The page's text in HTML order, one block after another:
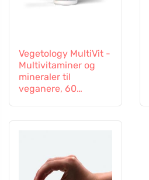
Vegetology MultiVit -
Multivitaminer og
mineraler til
veganere, 60